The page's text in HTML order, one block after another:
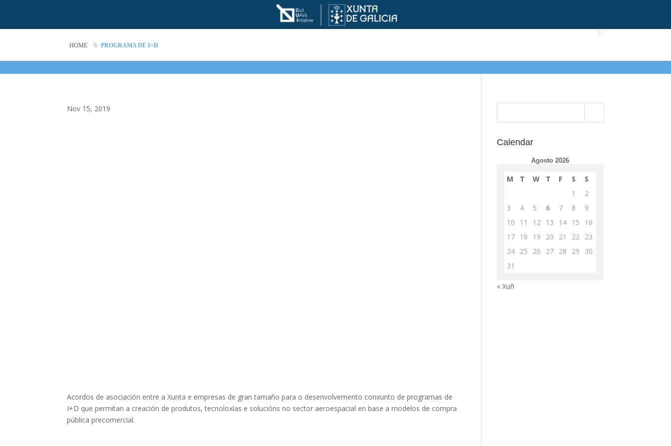
HOME \\ PROGRAMA DE I+D
Nov 15, 2019
Acordos de asociación entre a Xunta e empresas de gran tamaño para o desenvolvemento conxunto de programas de
I+D que permitan a creación de produtos, tecnoloxías e solucións no sector aeroespacial en base a modelos de compra
pública precomercial.
Calendar
Agosto 2026
M T W T F S
S
1
2
3
4 5 6 7 8
9
10
11 12 13 14 15
16
17 18 19 20 21 22
23
24 25 26 27 28 29
30
31
« Xuñ